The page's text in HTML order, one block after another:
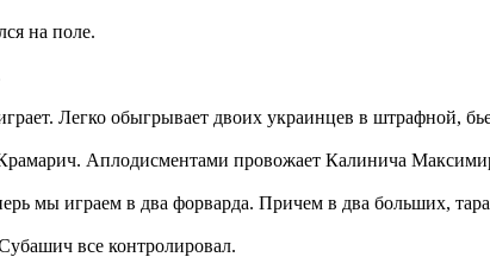
на поле.
Легко обыгрывает двоих украинцев в штрафной,
Аплодисментами провожает Калинича
мы играем в два форварда. Причем в два больших,
все контролировал.